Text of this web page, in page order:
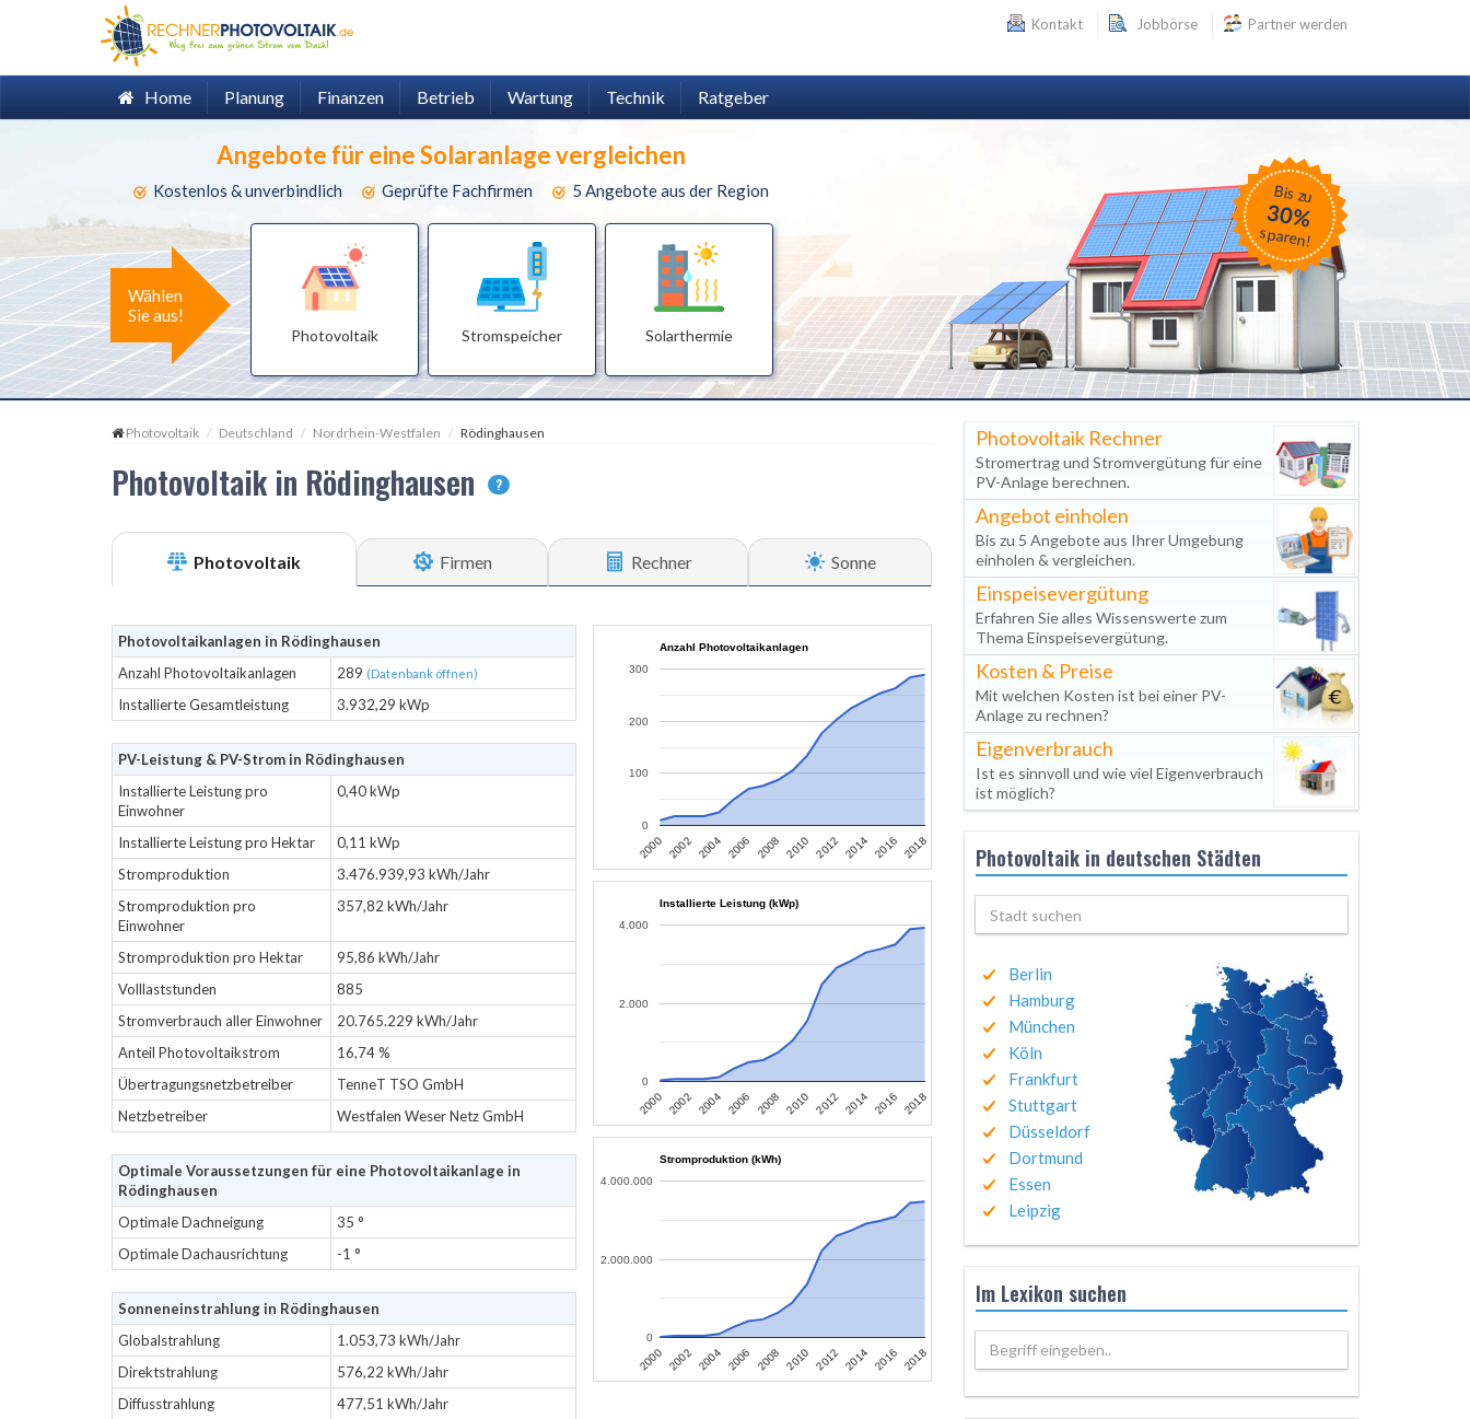
Kontakt Jobbörse Partner werden
Home Planung Finanzen Betrieb Wartung Technik Ratgeber
Angebote für eine Solaranlage vergleichen
Kostenlos & unverbindlich Geprüfte Fachfirmen 5 Angebote aus der Region
Wählen
Sie aus!
Photovoltaik Stromspeicher Solarthermie
Bis zu
30%
sparen!
Photovoltaik Deutschland Nordrhein-Westfalen Rödinghausen
Photovoltaik in Rödinghausen ?
Photovoltaik Firmen Rechner Sonne
Photovoltaikanlagen in Rödinghausen
Anzahl Photovoltaikanlagen
289 (Datenbank öffnen)
Installierte Gesamtleistung 3.932,29 kWp
PV-Leistung & PV-Strom in Rödinghausen
Installierte Leistung pro
Einwohner
0,40 kWp
Installierte Leistung pro Hektar
0,11 kWp
Stromproduktion
3.476.939,93 kWh/Jahr
Stromproduktion pro
Einwohner
357,82 kWh/Jahr
Stromproduktion pro Hektar
95,86 kWh/Jahr
Volllaststunden
885
Stromverbrauch aller Einwohner
20.765.229 kWh/Jahr
Anteil Photovoltaikstrom
16,74 %
Übertragungsnetzbetreiber
TenneT TSO GmbH
Netzbetreiber
Westfalen Weser Netz GmbH
Optimale Voraussetzungen für eine Photovoltaikanlage in
Rödinghausen
Optimale Dachneigung
35 °
Optimale Dachausrichtung
-1 °
Sonneneinstrahlung in Rödinghausen
Globalstrahlung
1.053,73 kWh/Jahr
Direktstrahlung
576,22 kWh/Jahr
Diffusstrahlung
477,51 kWh/Jahr
Anzahl Photovoltaikanlagen
2000 2002 2004 2006 2008 2010 2012 2014 2016 2018
0
100
200
300
Installierte Leistung (kWp)
2000 2002 2004 2006 2008 2010 2012 2014 2016 2018
0
2.000
4.000
Stromproduktion (kWh)
2000 2002 2004 2006 2008 2010 2012 2014 2016 2018
0
2.000.000
4.000.000
Photovoltaik Rechner
Stromertrag und Stromvergütung für eine
PV-Anlage berechnen.
Angebot einholen
Bis zu 5 Angebote aus Ihrer Umgebung
einholen & vergleichen.
Einspeisevergütung
Erfahren Sie alles Wissenswerte zum
Thema Einspeisevergütung.
Kosten & Preise
Mit welchen Kosten ist bei einer PV-
Anlage zu rechnen?
Eigenverbrauch
Ist es sinnvoll und wie viel Eigenverbrauch
ist möglich?
Photovoltaik in deutschen Städten
Berlin
Hamburg
München
Köln
Frankfurt
Stuttgart
Düsseldorf
Dortmund
Essen
Leipzig
Im Lexikon suchen
Begriff eingeben..